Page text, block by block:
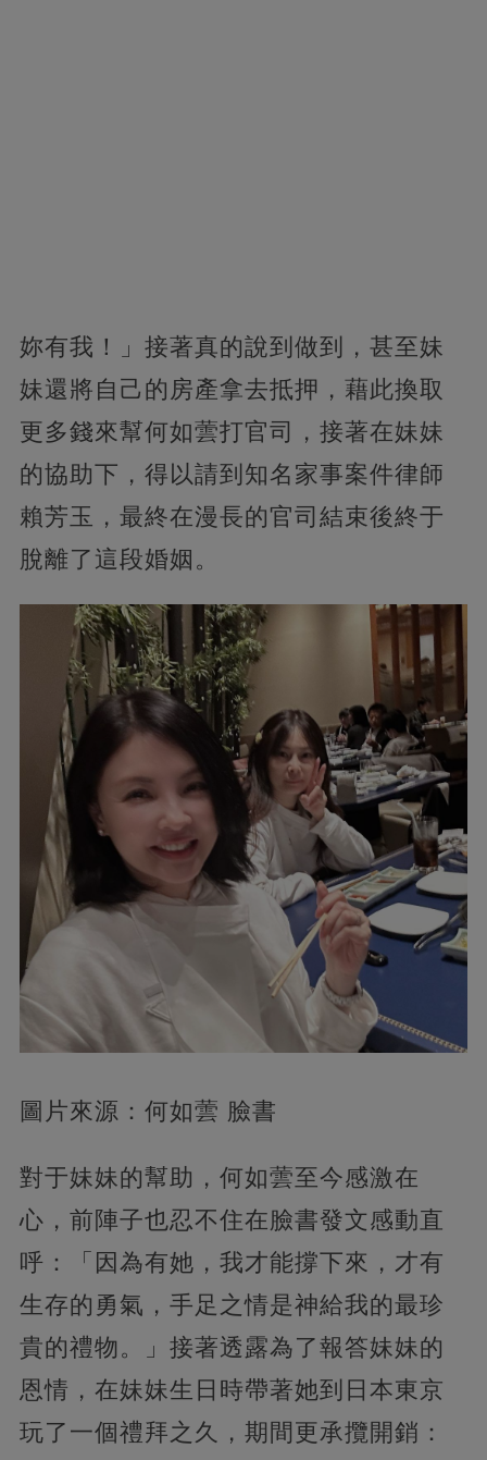
妳有我！」接著真的說到做到，甚至妹
妹還將自己的房產拿去抵押，藉此換取
更多錢來幫何如蕓打官司，接著在妹妹
的協助下，得以請到知名家事案件律師
賴芳玉，最終在漫長的官司結束後終于
脫離了這段婚姻。
圖片來源：何如蕓 臉書
對于妹妹的幫助，何如蕓至今感激在
心，前陣子也忍不住在臉書發文感動直
呼：「因為有她，我才能撐下來，才有
生存的勇氣，手足之情是神給我的最珍
貴的禮物。」接著透露為了報答妹妹的
恩情，在妹妹生日時帶著她到日本東京
玩了一個禮拜之久，期間更承攬開銷：